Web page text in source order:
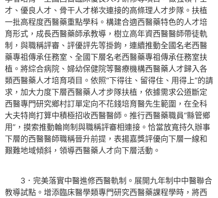
才、優良人才、骨干人才梯次連接的高條理人才步隊。扶植
一批高程度西醫藥重點學科。構建合適西醫藥特色的人才培
育形式，成長西醫藥師承教導，樹立高年資西醫醫師帶徒軌
制，與職稱評審、評優評先等掛鉤，連續推動全國名老西醫
藥專祖傳承任務室、全國下層名老西醫藥專祖傳承任務室扶
植。將綜合病院、婦幼保健院等醫療機構西醫藥人才歸入各
類西醫藥人才培育項目。依照“下得往、留得住、用得上”的請
求，加大力度下層西醫藥人才步隊扶植，依據需求公道斷定
西醫專門研究鄉村訂單定向不花錢培育醫先生範圍，在全科
大夫特崗打算中積極招收西醫醫師。推行西醫藥職員“縣管鄉
用”，摸索推動輪崗制與職稱評審相連接。恰當放寬持久辦事
下層的西醫醫師職稱晉升前提，表揚嘉獎評優向下層一線和
艱難地域傾斜，領導西醫藥人才向下層活動。
3．完美落實中醫進修西醫軌制。展開九年制中中醫聯合
教導試點。增添臨床醫學類專門研究西醫藥課程學時，將西